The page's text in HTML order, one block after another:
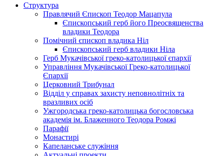
Структура
Правлячий Єпископ Теодор Мацапула
Єпископський герб його Преосвященства
владики Теодора
Помічний єпископ владика Ніл
Єпископський герб владики Ніла
Герб Мукачівської греко-католицької єпархії
Управління Мукачівської Греко-католицької
Єпархії
Церковний Трибунал
Відділ у справах захисту неповнолітніх та
вразливих осіб
Ужгородська греко-католицька богословська
академія ім. Блаженного Теодора Ромжі
Парафії
Монастирі
Капеланське служіння